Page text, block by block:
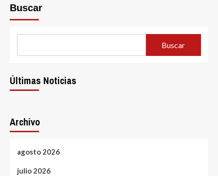
Buscar
Buscar
Últimas Noticias
Archivo
agosto 2026
julio 2026